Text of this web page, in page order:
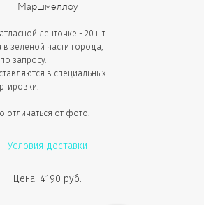
Маршмеллоу
ленточке - 20 шт.
в зелёной части города,
запросу.
в специальных
отличаться от фото.
Условия доставки
Цена: 4190 руб.